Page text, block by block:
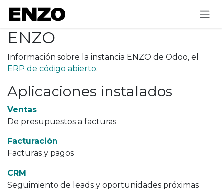
Ir al contenido
ENZO
Información sobre la instancia ENZO de Odoo, el
ERP de código abierto.
Aplicaciones instalados
Ventas
De presupuestos a facturas
Facturación
Facturas y pagos
CRM
Seguimiento de leads y oportunidades próximas